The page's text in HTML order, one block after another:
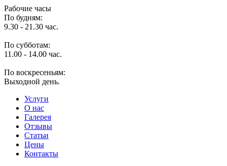
Рабочие часы
По будням:
9.30 - 21.30 час.
По субботам:
11.00 - 14.00 час.
По воскресеньям:
Выходной день.
Услуги
O нас
Галерея
Отзывы
Статьи
Цены
Контакты